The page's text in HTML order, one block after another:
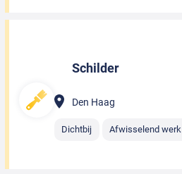
Schilder
Den Haag
Dichtbij Afwisselend werk